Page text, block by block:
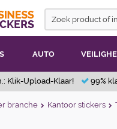
AUTO
Klik-Upload-Klaar! 99%
branche Kantoor stickers